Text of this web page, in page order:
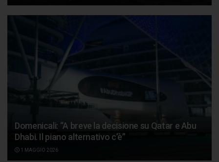
Domenicali: “A breve la decisione su Qatar e Abu
Dhabi. Il piano alternativo c’è”
1 MAGGIO 2026